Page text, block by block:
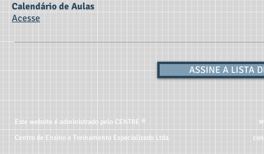
Calendário de Aulas
Acesse
ASSINE A LISTA
Este website é administrado pelo CENTRE ®
Centro de Ensino e Treinamento Especializado Ltda.